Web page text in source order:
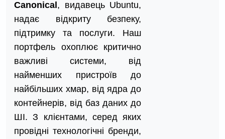
Canonical, видавець Ubuntu,
надає відкриту безпеку,
підтримку та послуги. Наш
портфель охоплює критично
важливі системи, від
найменших пристроїв до
найбільших хмар, від ядра до
контейнерів, від баз даних до
ШІ. З клієнтами, серед яких
провідні технологічні бренди,